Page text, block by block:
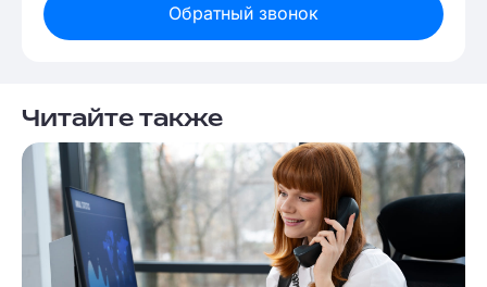
Обратный звонок
Читайте также